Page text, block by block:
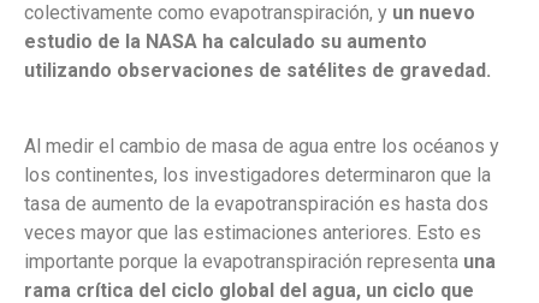
colectivamente como evapotranspiración, y un nuevo
estudio de la NASA ha calculado su aumento
utilizando observaciones de satélites de gravedad.
Al medir el cambio de masa de agua entre los océanos y
los continentes, los investigadores determinaron que la
tasa de aumento de la evapotranspiración es hasta dos
veces mayor que las estimaciones anteriores. Esto es
importante porque la evapotranspiración representa una
rama crítica del ciclo global del agua, un ciclo que